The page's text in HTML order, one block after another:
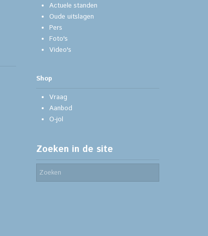
Actuele standen
Oude uitslagen
Pers
Foto's
Video's
Shop
Vraag
Aanbod
O-jol
Zoeken in de site